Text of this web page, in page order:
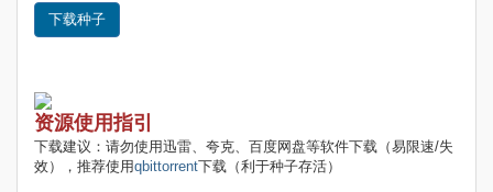
下载种子
资源使用指引
下载建议：请勿使用迅雷、夸克、百度网盘等软件下载（易限速/失
效），推荐使用qbittorrent下载（利于种子存活）